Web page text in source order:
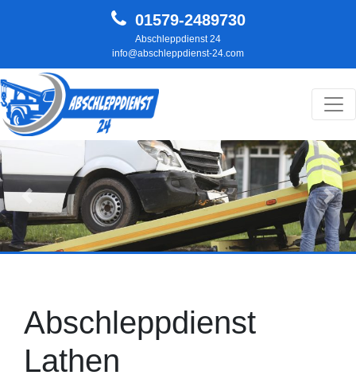
01579-2489730
Abschleppdienst 24
info@abschleppdienst-24.com
Hauptnavigation
Zurück
Abschleppdienst
Lathen